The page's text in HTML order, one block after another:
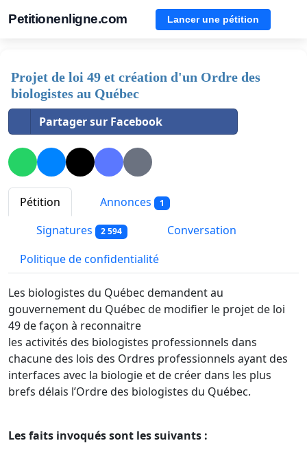
Petitionenligne.com Lancer une pétition
Projet de loi 49 et création d'un Ordre des
biologistes au Québec
Partager sur Facebook
Pétition Annonces 1
Signatures 2 594
Conversation
Politique de confidentialité
Les biologistes du Québec demandent au
gouvernement du Québec de modifier le projet de loi
49 de façon à reconnaitre
les activités des biologistes professionnels dans
chacune des lois des Ordres professionnels ayant des
interfaces avec la biologie et de créer dans les plus
brefs délais l’Ordre des biologistes du Québec.
Les faits invoqués sont les suivants :